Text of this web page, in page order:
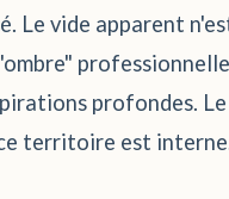
Le vide apparent
profondes.
territoire est